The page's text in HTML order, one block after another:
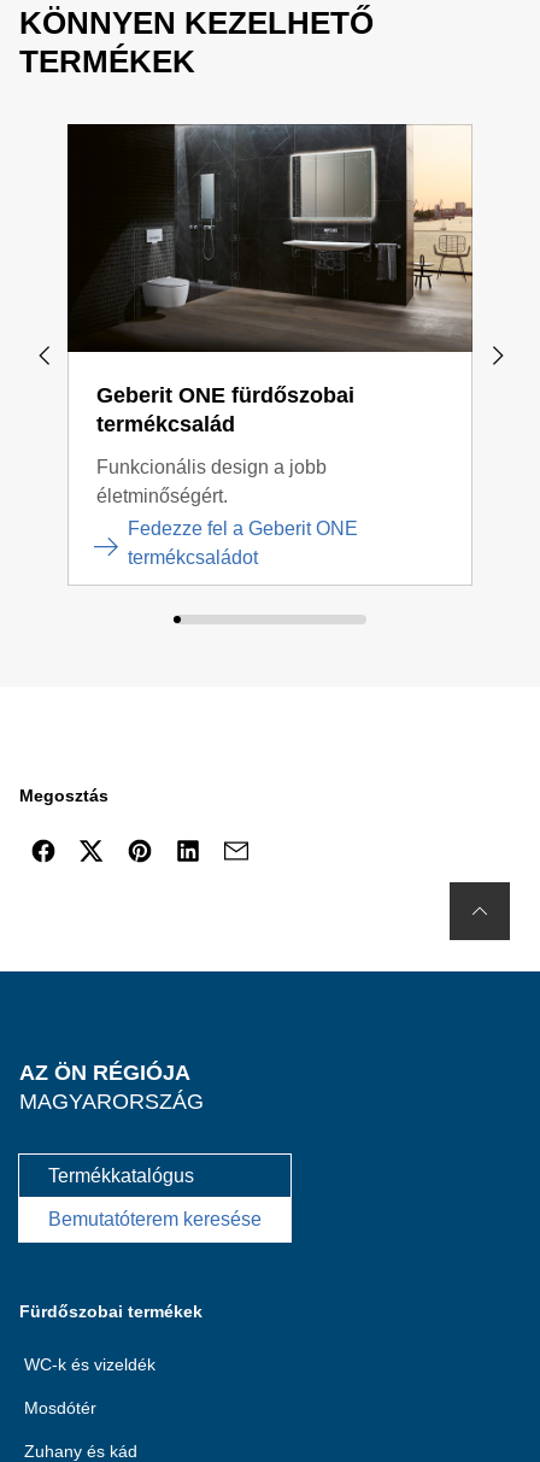
KÖNNYEN KEZELHETŐ
TERMÉKEK
Geberit ONE fürdőszobai
termékcsalád
Funkcionális design a jobb
életminőségért.
Fedezze fel a Geberit ONE
termékcsaládot
Megosztás
AZ ÖN RÉGIÓJA
MAGYARORSZÁG
Termékkatalógus
Bemutatóterem keresése
Fürdőszobai termékek
WC-k és vizeldék
Mosdótér
Zuhany és kád